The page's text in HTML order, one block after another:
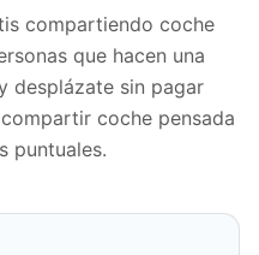
compartiendo coche
que hacen una
desplázate sin pagar
coche pensada
puntuales.